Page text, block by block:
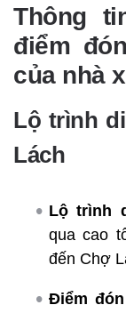
Thông
điểm
của nhà
Lộ trình
Lách
Lộ trình
qua cao
đến Chợ
Điểm